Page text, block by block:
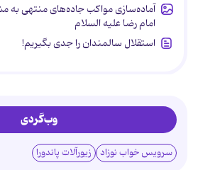
آماده‌سازی مواکب جاده‌های منتهی به
امام رضا علیه السلام
استقلال سالمندان را جدی بگیریم!
وب‌گردی
سرویس خواب نوزاد زیورآلات پاندورا